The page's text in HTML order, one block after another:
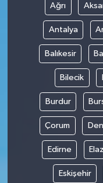
Ağrı
Antalya
Balıkesir
Bilecik
Burdur
Çorum
Edirne
Eskişehir